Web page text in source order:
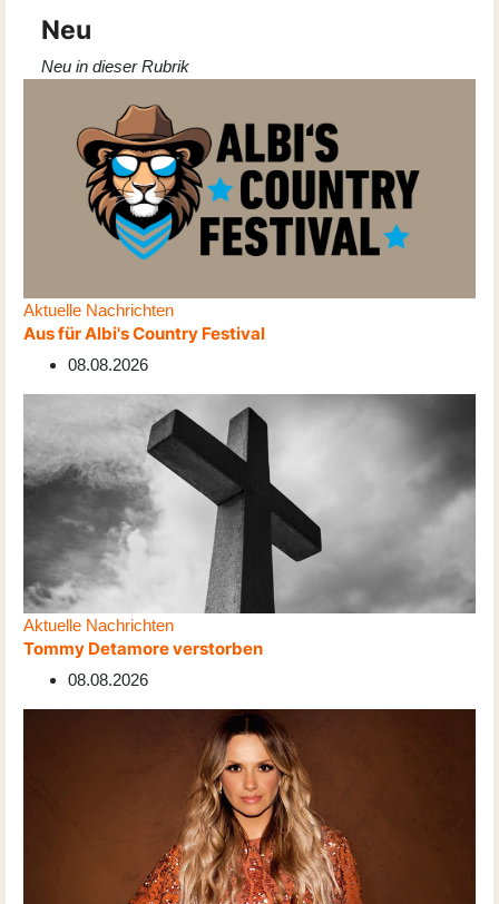
Neu
Neu in dieser Rubrik
Aktuelle Nachrichten
Aus für Albi's Country Festival
08.08.2026
Aktuelle Nachrichten
Tommy Detamore verstorben
08.08.2026